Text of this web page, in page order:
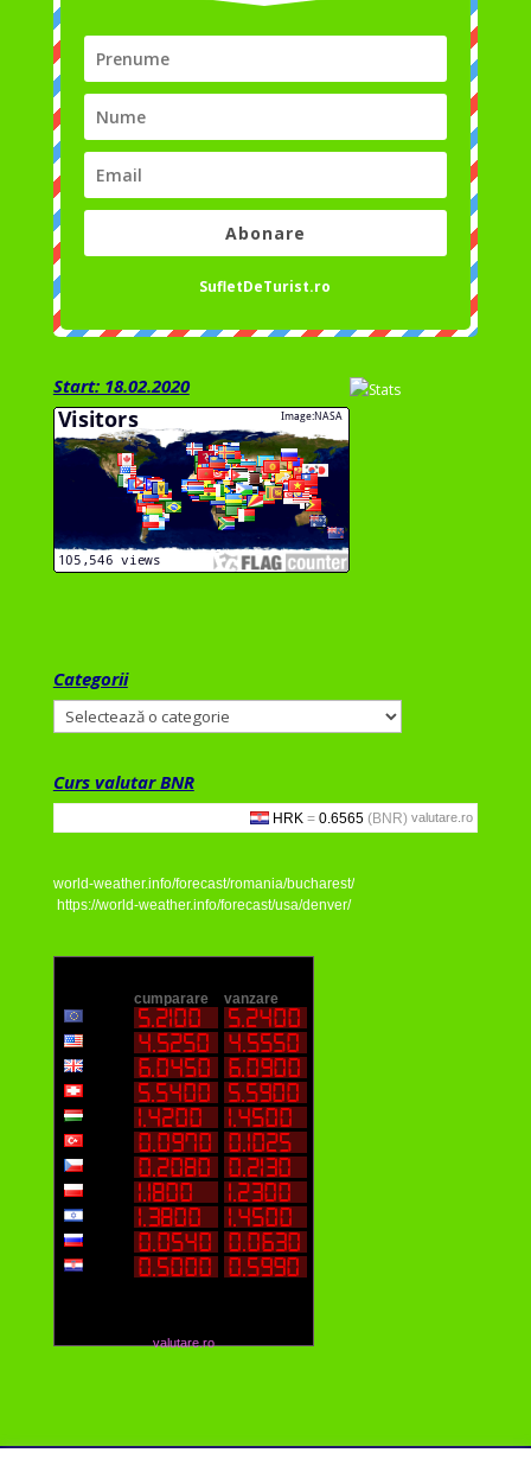
Abonare
SufletDeTurist.ro
Start: 18.02.2020
Categorii
Categorii
Curs valutar BNR
valutare.ro
world-weather.info/forecast/romania/bucharest/
https://world-weather.info/forecast/usa/denver/
valutare.ro